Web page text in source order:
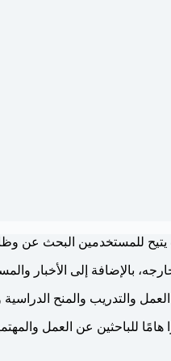
للمستخدمين البحث عن
بالإضافة إلى الأخبار
والتدريب والمنح
للباحثين عن العمل